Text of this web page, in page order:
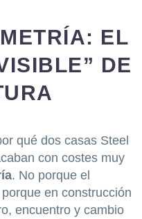
EL
DE
qué dos casas Steel
con costes muy
. No porque el
en construcción
encuentro y cambio